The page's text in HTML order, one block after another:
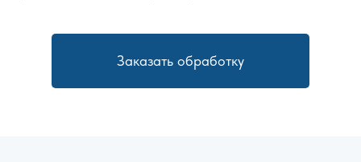
Заказать обработку